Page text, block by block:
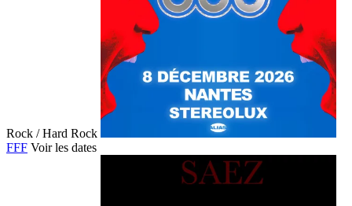
Rock / Hard Rock
FFF Voir les dates